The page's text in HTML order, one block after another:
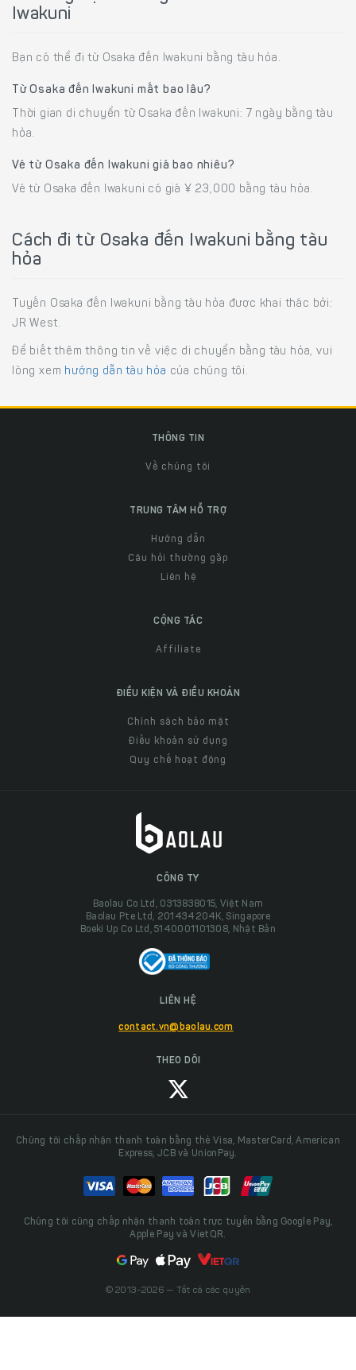
Iwakuni
Bạn có thể đi từ Osaka đến Iwakuni bằng tàu hỏa.
Từ Osaka đến Iwakuni mất bao lâu?
Thời gian di chuyển từ Osaka đến Iwakuni: 7 ngày bằng tàu
hỏa.
Vé từ Osaka đến Iwakuni giá bao nhiêu?
Vé từ Osaka đến Iwakuni có giá ¥ 23,000 bằng tàu hỏa.
Cách đi từ Osaka đến Iwakuni bằng tàu
hỏa
Tuyến Osaka đến Iwakuni bằng tàu hỏa được khai thác bởi:
JR West.
Để biết thêm thông tin về việc di chuyển bằng tàu hỏa, vui
lòng xem hướng dẫn tàu hỏa của chúng tôi.
THÔNG TIN
Về chúng tôi
TRUNG TÂM HỖ TRỢ
Hướng dẫn
Câu hỏi thường gặp
Liên hệ
CỘNG TÁC
Affiliate
ĐIỀU KIỆN VÀ ĐIỀU KHOẢN
Chính sách bảo mật
Điều khoản sử dụng
Quy chế hoạt động
CÔNG TY
Baolau Co Ltd, 0313838015, Việt Nam
Baolau Pte Ltd, 201434204K, Singapore
Boeki Up Co Ltd, 5140001101308, Nhật Bản
LIÊN HỆ
contact.vn@baolau.com
THEO DÕI
Chúng tôi chấp nhận thanh toán bằng thẻ Visa, MasterCard, American
Express, JCB và UnionPay.
Chúng tôi cũng chấp nhận thanh toán trực tuyến bằng Google Pay,
Apple Pay và VietQR.
© 2013-2026 — Tất cả các quyền